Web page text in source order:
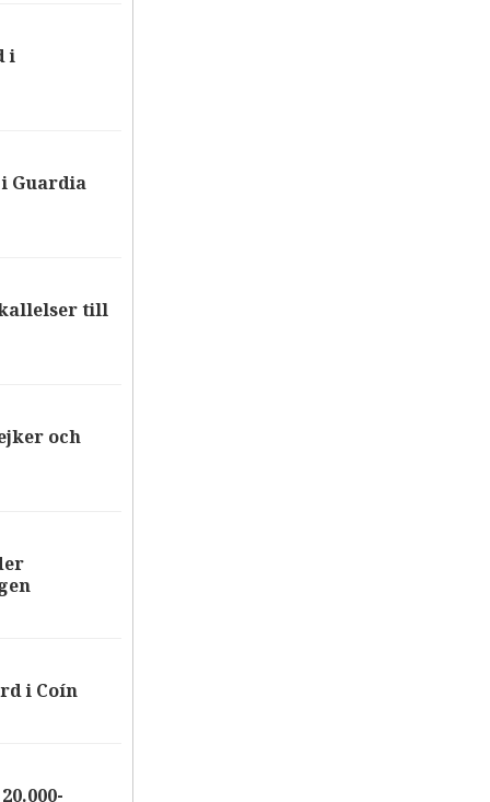
i
Guardia
till
och
i Coín